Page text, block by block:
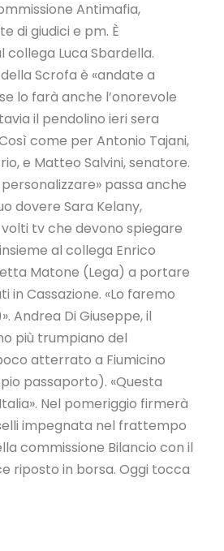
Antimafia,
di giudici e pm. È
Luca Sbardella.
della Scrofa è «andate a
lo farà anche l’onorevole
il pendolino ieri sera
come per Antonio Tajani,
e Matteo Salvini, senatore.
passa anche
dovere Sara Kelany,
tv che devono spiegare
al collega Enrico
Matone (Lega) a portare
in Cassazione. «Lo faremo
Andrea Di Giuseppe, il
più trumpiano del
atterrato a Fiumicino
passaporto). «Questa
Nel pomeriggio firmerà
impegnata nel frattempo
commissione Bilancio con il
riposto in borsa. Oggi tocca